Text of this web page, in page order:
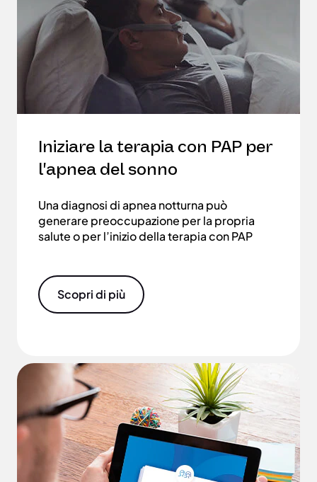
Iniziare la terapia con PAP per
l'apnea del sonno
Una diagnosi di apnea notturna può
generare preoccupazione per la propria
salute o per l’inizio della terapia con PAP
Scopri di più